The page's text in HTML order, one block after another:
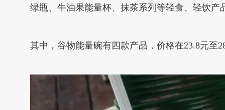
绿瓶、牛油果能量杯、抹茶系列等轻食、轻饮产
其中，谷物能量碗有四款产品，价格在23.8元至